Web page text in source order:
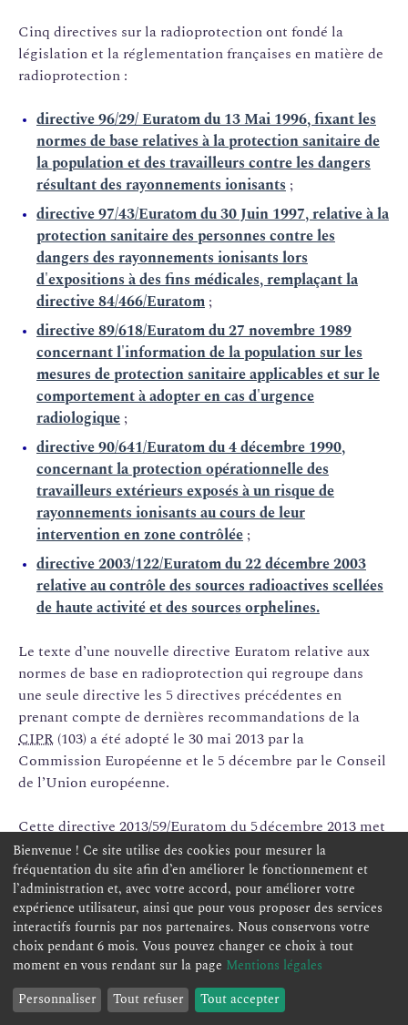
Cinq directives sur la radioprotection ont fondé la
législation et la réglementation françaises en matière de
radioprotection :
directive 96/29/ Euratom du 13 Mai 1996, fixant les
normes de base relatives à la protection sanitaire de
la population et des travailleurs contre les dangers
résultant des rayonnements ionisants ;
directive 97/43/Euratom du 30 Juin 1997, relative à la
protection sanitaire des personnes contre les
dangers des rayonnements ionisants lors
d'expositions à des fins médicales, remplaçant la
directive 84/466/Euratom ;
directive 89/618/Euratom du 27 novembre 1989
concernant l'information de la population sur les
mesures de protection sanitaire applicables et sur le
comportement à adopter en cas d'urgence
radiologique ;
directive 90/641/Euratom du 4 décembre 1990,
concernant la protection opérationnelle des
travailleurs extérieurs exposés à un risque de
rayonnements ionisants au cours de leur
intervention en zone contrôlée ;
directive 2003/122/Euratom du 22 décembre 2003
relative au contrôle des sources radioactives scellées
de haute activité et des sources orphelines.
Le texte d’une nouvelle directive Euratom relative aux
normes de base en radioprotection qui regroupe dans
une seule directive les 5 directives précédentes en
prenant compte de dernières recommandations de la
CIPR (103) a été adopté le 30 mai 2013 par la
Commission Européenne et le 5 décembre par le Conseil
de l’Union européenne.
Cette directive 2013/59/Euratom du 5 décembre 2013 met
à jour les normes de base relatives à la protection
sanitaire contre les dangers résultant de l’exposition des
personnes aux rayonnements ionisants (directive BSS).
Elle a été publiée le 17 janvier 2014 dans le Journal
officiel de l’Union européenne.
Les États membres devaient transposer les dispositions
de cette nouvelle directive avant le 6 février 2018.
Sommaire ouvrir
Bienvenue ! Ce site utilise des cookies pour mesurer la
fréquentation du site afin d’en améliorer le fonctionnement et
l’administration et, avec votre accord, pour améliorer votre
expérience utilisateur, ainsi que pour vous proposer des services
interactifs fournis par nos partenaires. Nous conservons votre
choix pendant 6 mois. Vous pouvez changer ce choix à tout
moment en vous rendant sur la page Mentions légales
Personnaliser
Tout refuser Tout accepter